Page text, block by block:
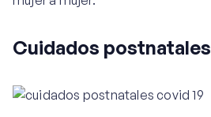
Cuidados postnatales